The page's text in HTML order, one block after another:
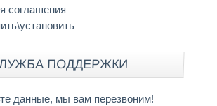
соглашения
ПОДДЕРЖКИ
данные, мы вам перезвоним!